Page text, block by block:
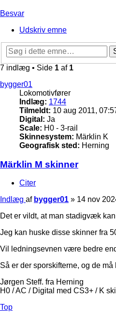
Besvar
Udskriv emne
7 indlæg • Side 1 af 1
bygger01
Lokomotivfører
Indlæg: 1744
Tilmeldt: 10 aug 2011,
Digital: Ja
Scale: H0 - 3-rail
Skinnesystem: Märklin K
Geografisk sted: Herning
Märklin M skinner
Citer
Indlæg af bygger01 » 14 nov
Det er vildt, at man stadigvæk
Jeg kan huske disse skinner fra
Vil ledningsevnen være bedre
Så er der sporskifterne, og de
Jørgen Steff. fra Herning
H0 / AC / Digital med CS3+ / K
Top